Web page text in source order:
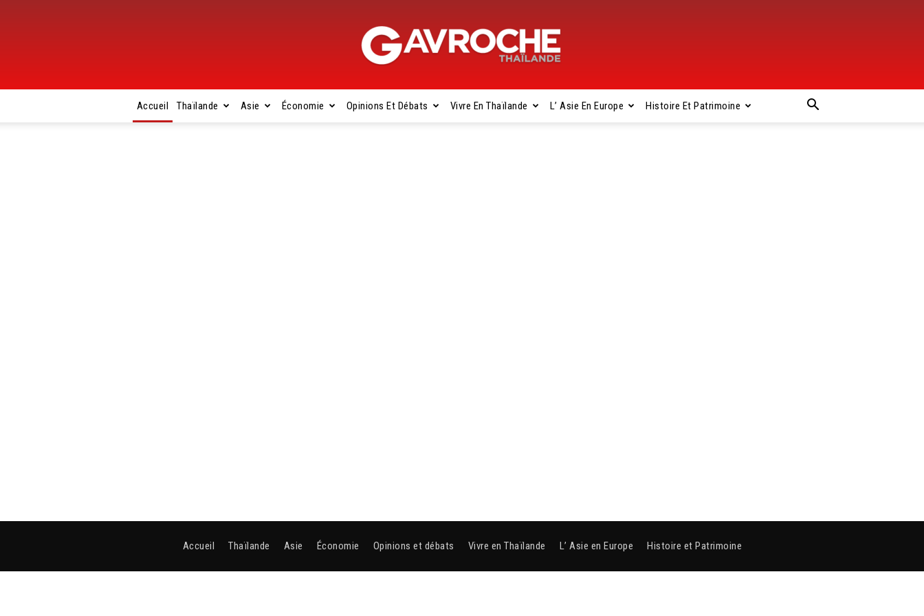
Gavroche
Accueil Thaïlande Asie Économie Opinions Et Débats Vivre En Thaïlande L’ Asie En Europe Histoire Et Patrimoine
Accueil Thaïlande Asie Économie Opinions et débats Vivre en Thaïlande L’ Asie en Europe Histoire et Patrimoine